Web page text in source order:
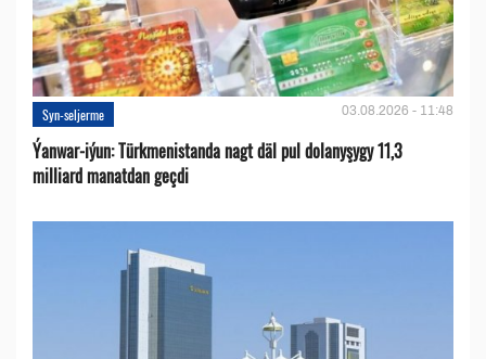
Syn-seljerme 03.08.2026 - 11:48
Ýanwar-iýun: Türkmenistanda nagt däl pul dolanyşygy 11,3
milliard manatdan geçdi